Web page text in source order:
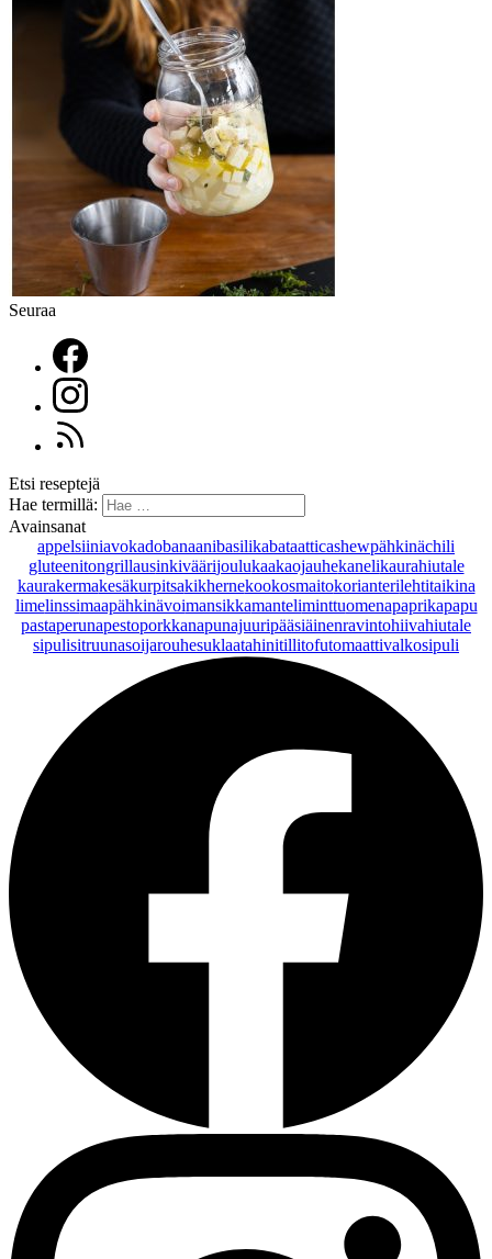
Seuraa
Etsi reseptejä
Hae termillä:
Avainsanat
appelsiiniavokadobanaanibasilikabataatticashewpähkinächili
gluteenitongrillausinkiväärijoulukaakaojauhekanelikaurahiutale
kaurakermakesäkurpitsakikhernekookosmaitokorianterilehtitaikina
limelinssimaapähkinävoimansikkamanteliminttuomenapaprikapapu
pastaperunapestoporkkanapunajuuripääsiäinenravintohiivahiutale
sipulisitruunasoijarouhesuklaatahinitillitofutomaattivalkosipuli